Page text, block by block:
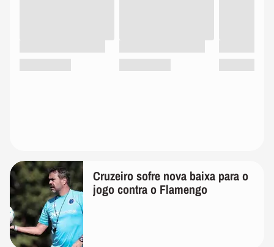
Cruzeiro sofre nova baixa para o
jogo contra o Flamengo